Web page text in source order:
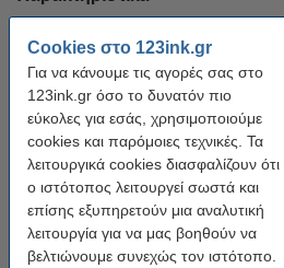
Cookies στο 123ink.gr
Για να κάνουμε τις αγορές σας στο
123ink.gr όσο το δυνατόν πιο
εύκολες για εσάς, χρησιμοποιούμε
cookies και παρόμοιες τεχνικές. Τα
λειτουργικά cookies διασφαλίζουν ότι
ο ιστότοπος λειτουργεί σωστά και
επίσης εξυπηρετούν μια αναλυτική
λειτουργία για να μας βοηθούν να
βελτιώνουμε συνεχώς τον ιστότοπο.
Μάρκα: 123ink
Κατηγορία: Heat-shrink tube
Χρώμα ταινίας: Λευκό
Χρώμα κειμένου: Μαύρο
Κωδικός: HSe-221E
Κωδικός πρ.: 350597